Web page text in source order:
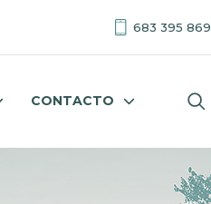
683 395 869
CONTACTO